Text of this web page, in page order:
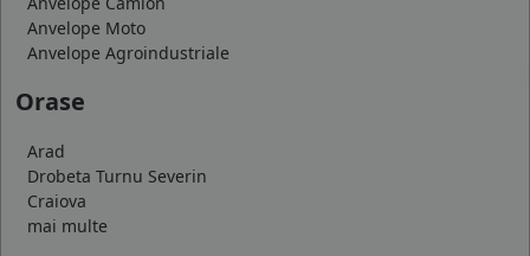
Anvelope Moto
Anvelope Agroindustriale
Orase
Arad
Drobeta Turnu Severin
Craiova
mai multe